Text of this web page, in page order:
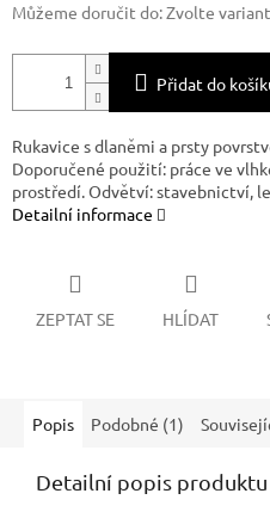
Můžeme doručit do:Zvolte
Přidat do
Rukavice s dlaněmi a prsty
Doporučené použití: práce ve
prostředí. Odvětví: stavebnictví,
Detailní informace
ZEPTAT SE HLÍDAT
Popis Podobné (1)
Detailní popis produktu